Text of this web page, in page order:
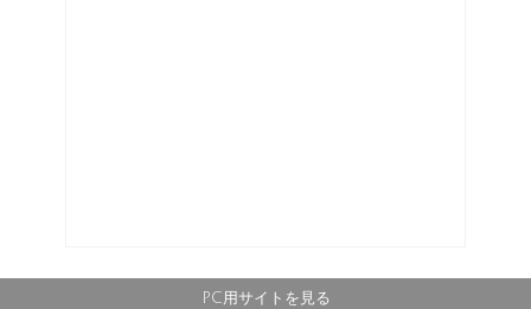
PC用サイトを見る